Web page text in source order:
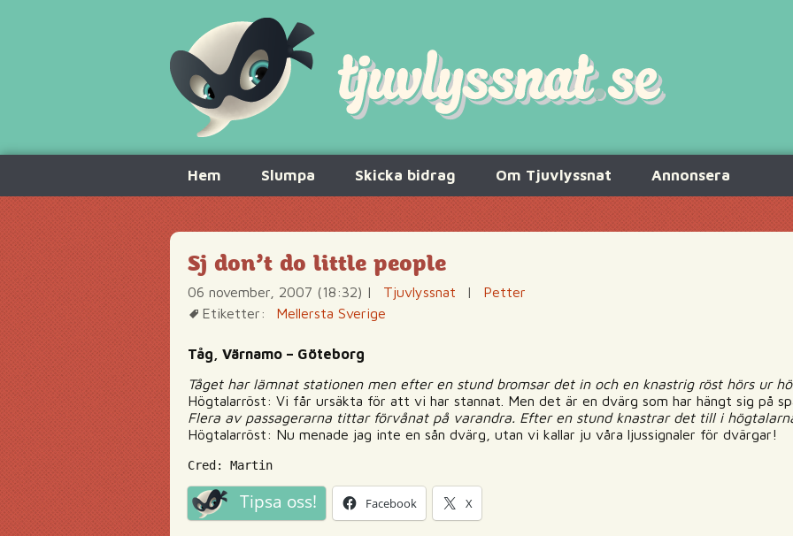
innehåll
Hem Slumpa Skicka bidrag Om Tjuvlyssnat Annonsera
Sj don’t do little people
06 november, 2007 (18:32) | Tjuvlyssnat |
Petter
Etiketter:
Mellersta Sverige
Tåg, Värnamo – Göteborg
Tåget har lämnat stationen men efter en stund bromsar det in och en knastrig röst hörs ur
Högtalarröst: Vi får ursäkta för att vi har stannat. Men det är en dvärg som har hängt sig på
Flera av passagerarna tittar förvånat på varandra. Efter en stund knastrar det till i
Högtalarröst: Nu menade jag inte en sån dvärg, utan vi kallar ju våra ljussignaler för dvärgar!
Cred: Martin
Tipsa oss! Facebook X